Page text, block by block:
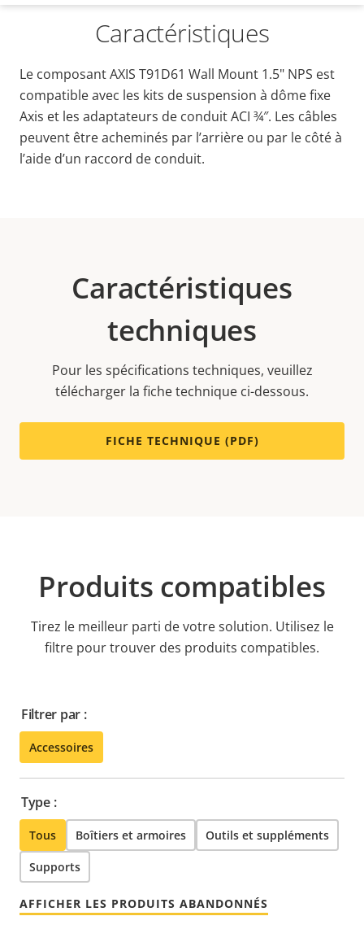
Caractéristiques
Le composant AXIS T91D61 Wall Mount 1.5" NPS est
compatible avec les kits de suspension à dôme fixe
Axis et les adaptateurs de conduit ACI ¾″. Les câbles
peuvent être acheminés par l’arrière ou par le côté à
l’aide d’un raccord de conduit.
Caractéristiques
techniques
Pour les spécifications techniques, veuillez
télécharger la fiche technique ci-dessous.
FICHE TECHNIQUE (PDF)
Produits compatibles
Tirez le meilleur parti de votre solution. Utilisez le
filtre pour trouver des produits compatibles.
Filtrer par :
Accessoires
Type :
Tous Boîtiers et armoires Outils et suppléments
Supports
AFFICHER LES PRODUITS ABANDONNÉS